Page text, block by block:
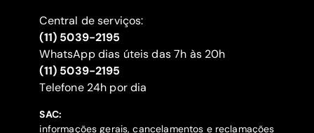
Central de serviços:
(11) 5039-2195
WhatsApp dias úteis das 7h às 20h
(11) 5039-2195
‍Telefone 24h por dia
SAC:
informações gerais, cancelamentos e reclamações